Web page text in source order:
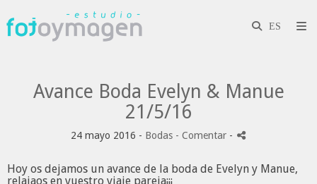
Avance Boda Evelyn & Manue
21/5/16
24 mayo 2016 - Bodas - Comentar -
Hoy os dejamos un avance de la boda de Evelyn y Manue,
relajaos en vuestro viaje pareja¡¡¡